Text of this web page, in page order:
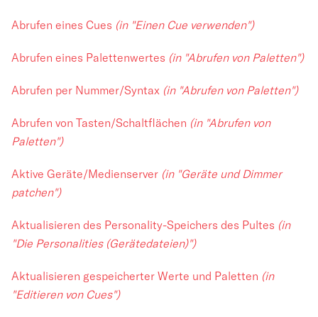
Abrufen eines Cues (in "Einen Cue verwenden")
Abrufen eines Palettenwertes (in "Abrufen von Paletten")
Abrufen per Nummer/Syntax (in "Abrufen von Paletten")
Abrufen von Tasten/Schaltflächen (in "Abrufen von
Paletten")
Aktive Geräte/Medienserver (in "Geräte und Dimmer
patchen")
Aktualisieren des Personality-Speichers des Pultes (in
"Die Personalities (Gerätedateien)")
Aktualisieren gespeicherter Werte und Paletten (in
"Editieren von Cues")